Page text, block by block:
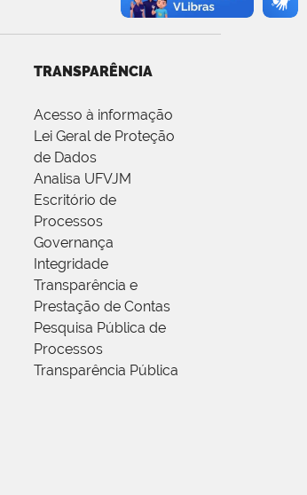
TRANSPARÊNCIA
Acesso à informação
Lei Geral de Proteção
de Dados
Analisa UFVJM
Escritório de
Processos
Governança
Integridade
Transparência e
Prestação de Contas
Pesquisa Pública de
Processos
Transparência Pública